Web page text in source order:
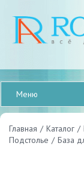
Меню
Главная / Каталог /
Подстолье / База